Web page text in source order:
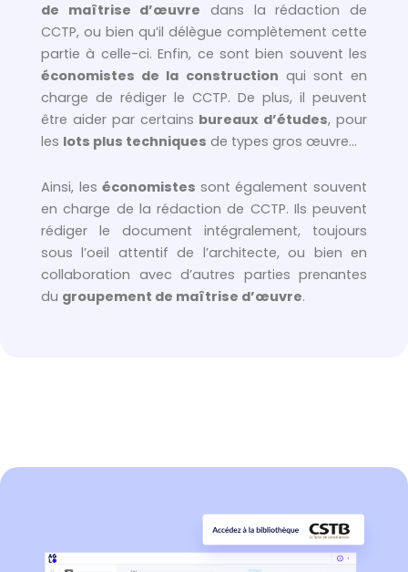
de maîtrise d’œuvre dans la rédaction de
CCTP, ou bien qu’il délègue complètement cette
partie à celle-ci. Enfin, ce sont bien souvent les
économistes de la construction qui sont en
charge de rédiger le CCTP. De plus, il peuvent
être aider par certains bureaux d’études, pour
les lots plus techniques de types gros œuvre…
Ainsi, leséconomistes sont également souvent
en charge de la rédaction de CCTP. Ils peuvent
rédiger le document intégralement, toujours
sous l’oeil attentif de l’architecte, ou bien en
collaboration avec d’autres parties prenantes
du groupement de maîtrise d’œuvre.